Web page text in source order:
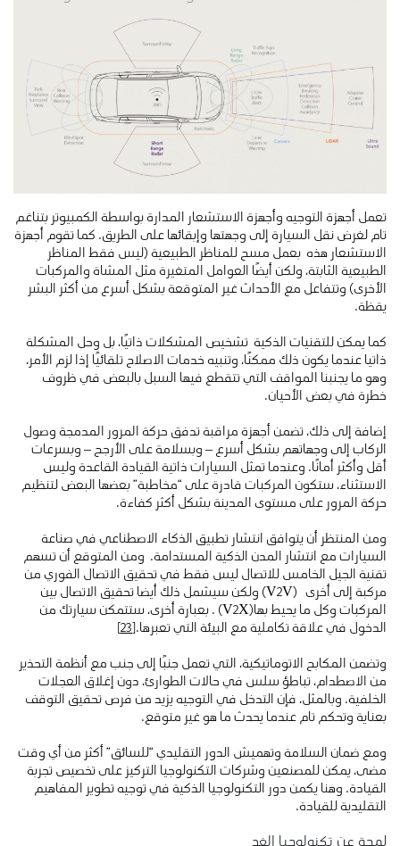
تعمل أجهزة التوجيه وأجهزة الاستشعار المدارة بواسطة الكمبيوتر بتناغم
تام لغرض نقل السيارة إلى وجهتها وإبقائها على الطريق. كما تقوم أجهزة
الاستشعار هذه بعمل مسح للمناظر الطبيعية (ليس فقط المناظر
الطبيعية الثابتة، ولكن أيضًا العوامل المتغيرة مثل المشاة والمركبات
الأخرى) وتتفاعل مع الأحداث غير المتوقعة بشكل أسرع من أكثر البشر
يقظة.
كما يمكن للتقنيات الذكية تشخيص المشكلات ذاتيًا، بل وحل المشكلة
ذاتيا عندما يكون ذلك ممكنًا، وتنبيه خدمات الاصلاح تلقائيًا إذا لزم الأمر،
وهو ما يجنبنا المواقف التي تتقطع فيها السبل بالبعض في ظروف
خطرة في بعض الأحيان.
إضافة إلى ذلك، تضمن أجهزة مراقبة تدفق حركة المرور المدمجة وصول
الركاب إلى وجهاتهم بشكل أسرع – وبسلامة على الأرجح – وبسرعات
أقل وأكثر أمانًا. وعندما تمثل السيارات ذاتية القيادة القاعدة وليس
الاستثناء، ستكون المركبات قادرة على “مخاطبة” بعضها البعض لتنظيم
حركة المرور على مستوى المدينة بشكل أكثر كفاءة.
ومن المنتظر أن يتوافق انتشار تطبيق الذكاء الاصطناعي في صناعة
السيارات مع انتشار المدن الذكية المستدامة. ومن المتوقع أن تسهم
تقنية الجيل الخامس للاتصال ليس فقط في تحقيق الاتصال الفوري من
مركبة إلى أخرى (V2V) ولكن سيشمل ذلك أيضا تحقيق الاتصال بين
المركبات وكل ما يحيط بها(V2X) . بعبارة أخرى، ستتمكن سيارتك من
الدخول في علاقة تكاملية مع البيئة التي تعبرها.[23]
وتضمن المكابح الاتوماتيكية، التي تعمل جنبًا إلى جنب مع أنظمة التحذير
من الاصطدام، تباطؤ سلس في حالات الطوارئ، دون إغلاق العجلات
الخلفية. وبالمثل، فإن التدخل في التوجيه يزيد من فرص تحقيق التوقف
بعناية وتحكم تام عندما يحدث ما هو غير متوقع.
ومع ضمان السلامة وتهميش الدور التقليدي “للسائق” أكثر من أي وقت
مضى، يمكن للمصنعين وشركات التكنولوجيا التركيز على تخصيص تجربة
القيادة. وهنا يكمن دور التكنولوجيا الذكية في توجيه تطوير المفاهيم
التقليدية للقيادة.
لمحة عن تكنولوجيا الغد